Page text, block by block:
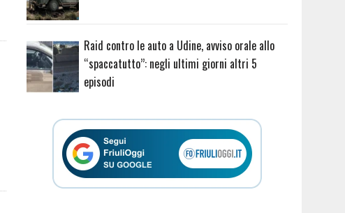
Raid contro le auto a Udine, avviso orale allo
“spaccatutto”: negli ultimi giorni altri 5
episodi